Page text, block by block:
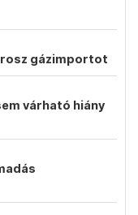
gázimportot
várható hiány